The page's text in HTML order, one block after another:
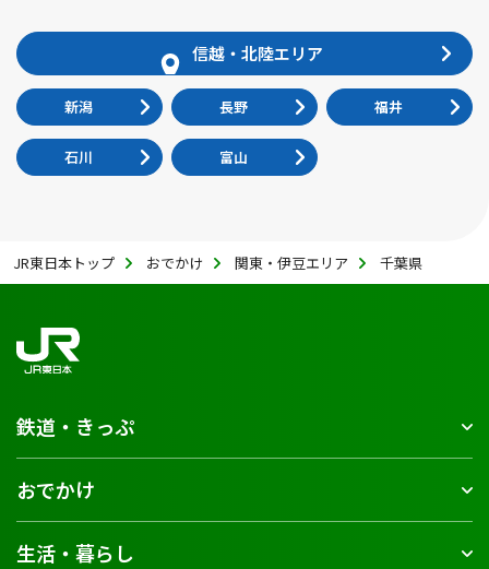
信越・北陸エリア
新潟 長野 福井
石川 富山
JR東日本トップ おでかけ 関東・伊豆エリア 千葉県
鉄道・きっぷ
おでかけ
生活・暮らし